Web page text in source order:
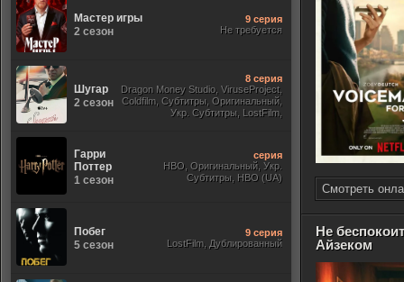
Смотреть
Не
Айзеком
Мастер игры
2 сезон
9 серия
Не требуется
Шугар
2 сезон
8 серия
Dragon Money Studio, ViruseProject,
Coldfilm, Субтитры, Оригинальный,
Укр. Субтитры, LostFilm,
Гарри
Поттер
1 сезон
серия
HBO, Оригинальный, Укр.
Субтитры, HBO (UA)
Побег
5 сезон
9 серия
LostFilm, Дублированный